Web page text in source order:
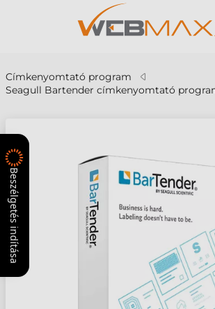
Címkenyomtató program
Seagull Bartender címkenyomtató
Beszélgetés indítása